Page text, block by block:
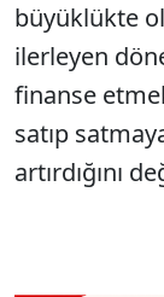
büyüklükte
ilerleyen
finanse
satıp
artırdığını